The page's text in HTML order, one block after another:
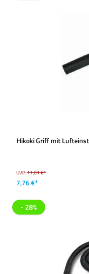
Hikoki Griff mit
UVP:11,01 €*
7,76 €*
- 28%